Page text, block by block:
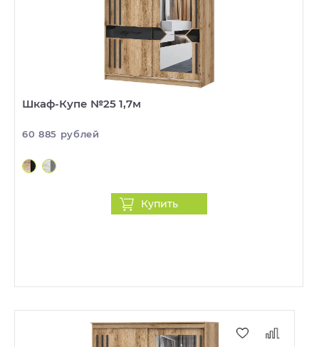
Шкаф-Купе №25 1,7м
60 885 рублей
Купить